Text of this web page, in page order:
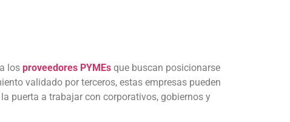
los proveedores PYMEs que buscan posicionarse
validado por terceros, estas empresas pueden
puerta a trabajar con corporativos, gobiernos y